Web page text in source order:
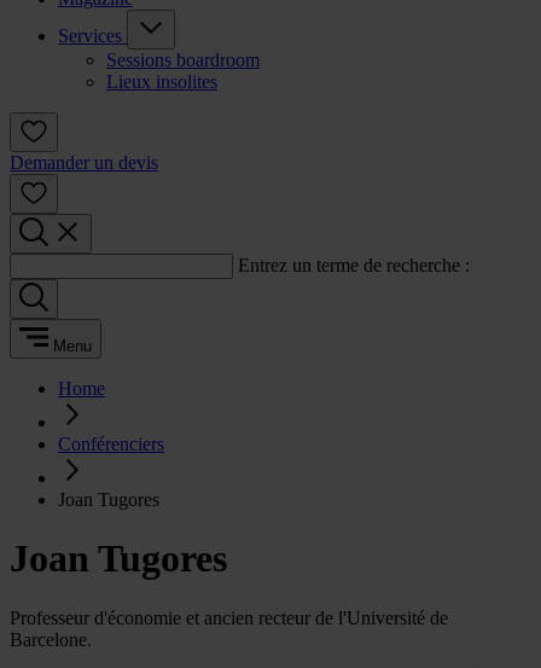
Services
Sessions boardroom
Lieux insolites
Demander un devis
Entrez un terme de recherche :
Menu
Home
Conférenciers
Joan Tugores
Joan Tugores
Professeur d'économie et ancien recteur de l'Université de
Barcelone.